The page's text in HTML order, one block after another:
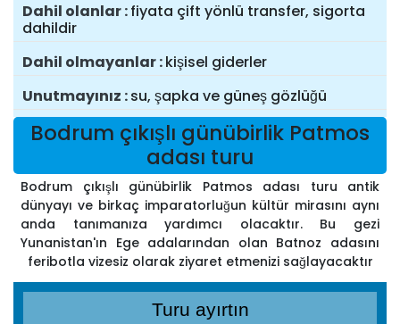
Dahil olanlar fiyata çift yönlü transfer, sigorta
dahildir
Dahil olmayanlar kişisel giderler
Unutmayınız su, şapka ve güneş gözlüğü
Bodrum çıkışlı günübirlik Patmos
adası turu
Bodrum çıkışlı günübirlik Patmos adası turu antik
dünyayı ve birkaç imparatorluğun kültür mirasını aynı
anda tanımanıza yardımcı olacaktır. Bu gezi
Yunanistan'ın Ege adalarından olan Batnoz adasını
feribotla vizesiz olarak ziyaret etmenizi sağlayacaktır
Turu ayırtın